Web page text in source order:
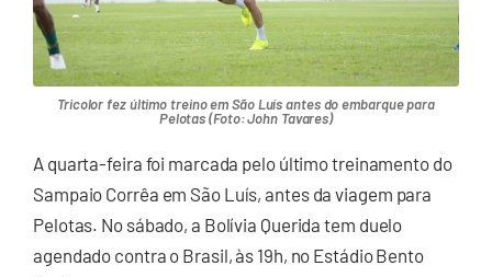
Tricolor fez último treino em São Luís antes do embarque para
Pelotas (Foto: John Tavares)
A quarta-feira foi marcada pelo último treinamento do
Sampaio Corrêa em São Luís, antes da viagem para
Pelotas. No sábado, a Bolívia Querida tem duelo
agendado contra o Brasil, às 19h, no Estádio Bento